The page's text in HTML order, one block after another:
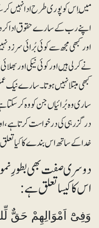
مَیں اس کو پوری طرح ادا نہیں
اپنے رب کے سارے حقوق ادا کر
اور کبھی مجھ سے کوئی بُرائی سرزد
نے کرلی ہیں اور کوئی نیکی اور
کبھی مبتلا نہیں ہوتا۔ سارے
ساری وہ بُرائیاں جن کو وہ
درگزر ہی کی درخواست کرتا ہے،
خدا کے ساتھ اس بندے کا کیا
دوسری صفت بھی بطورِ
اس کا کیسا تعلق ہے:
وَفِیْٓ اَمْوَالِھِمْ حَقٌّ